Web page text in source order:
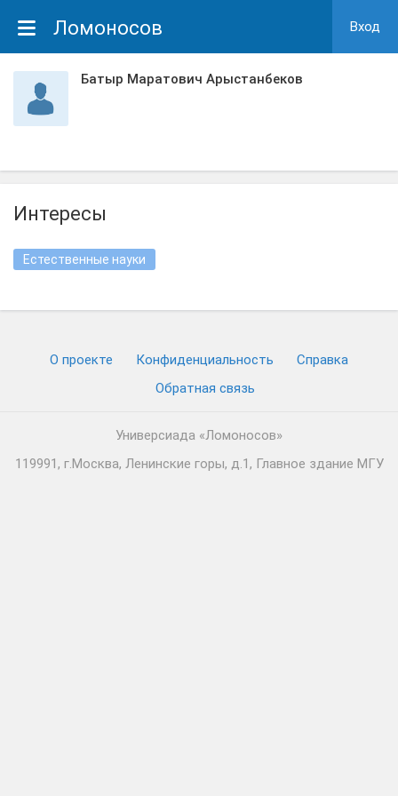
Ломоносов Вход
Батыр Маратович Арыстанбеков
Интересы
Естественные науки
О проекте Конфиденциальность
Cправка
Обратная связь
Универсиада «Ломоносов»
119991, г.Москва, Ленинские горы, д.1, Главное здание МГУ